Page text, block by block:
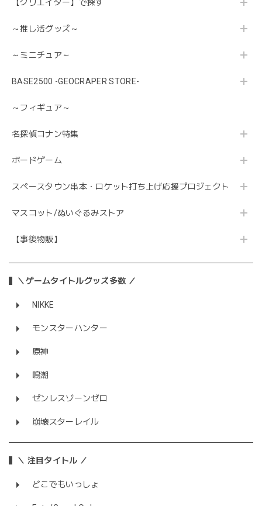
【クリエイター】で探す
～推し活グッズ～
～ミニチュア～
BASE2500 -GEOCRAPER STORE-
～フィギュア～
名探偵コナン特集
ボードゲーム
スペースタウン串本・ロケット打ち上げ応援プロジェクト
マスコット/ぬいぐるみストア
【事後物販】
＼ゲームタイトルグッズ多数 ／
NIKKE
モンスターハンター
原神
鳴潮
ゼンレスゾーンゼロ
崩壊スターレイル
＼ 注目タイトル ／
どこでもいっしょ